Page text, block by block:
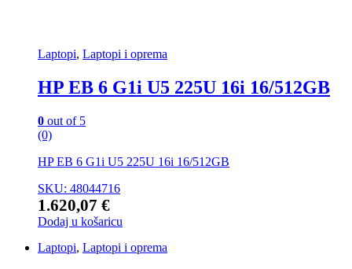
Laptopi, Laptopi i oprema
HP EB 6 G1i U5 225U 16i 16/512GB
0 out of 5
(0)
HP EB 6 G1i U5 225U 16i 16/512GB
SKU: 48044716
1.620,07 €
Dodaj u košaricu
Laptopi, Laptopi i oprema